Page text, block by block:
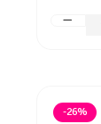
-26%